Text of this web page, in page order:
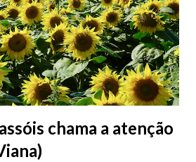
chama a atenção